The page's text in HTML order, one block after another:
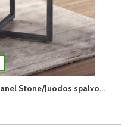
DOLLIS apvalus staliukas (Chanel Stone/Juodos spalvos kojos)